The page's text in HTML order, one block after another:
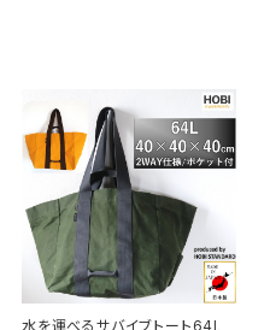
水を運べるサバイブトート64L